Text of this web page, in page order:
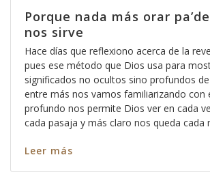
Porque nada más orar
nos sirve
Hace días que reflexiono acerca de la
pues ese método que Dios usa para
significados no ocultos sino profundos
entre más nos vamos familiarizando con
profundo nos permite Dios ver en cada
cada pasaja y más claro nos queda cada
Leer más